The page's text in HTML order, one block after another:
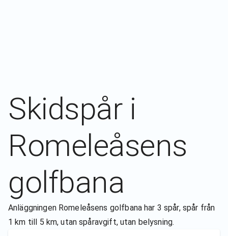
Skidspår i
Romeleåsens
golfbana
Anläggningen Romeleåsens golfbana har 3 spår, spår från
1 km till 5 km, utan spåravgift, utan belysning.